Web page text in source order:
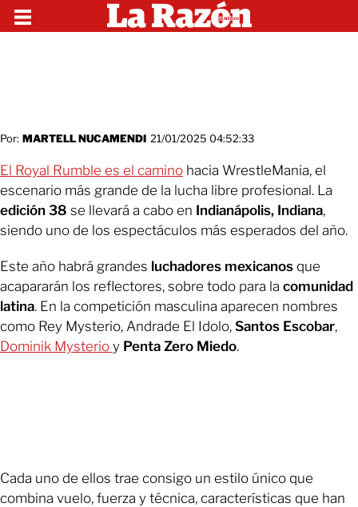
Por: MARTELL NUCAMENDI 21/01/2025 04:52:33
El Royal Rumble es el camino hacia WrestleMania, el
escenario más grande de la lucha libre profesional. La
edición 38 se llevará a cabo en Indianápolis, Indiana,
siendo uno de los espectáculos más esperados del año.
Este año habrá grandes luchadores mexicanos que
acapararán los reflectores, sobre todo para la comunidad
latina. En la competición masculina aparecen nombres
como Rey Mysterio, Andrade El Idolo, Santos Escobar,
Dominik Mysterio y Penta Zero Miedo.
Cada uno de ellos trae consigo un estilo único que
combina vuelo, fuerza y técnica, características que han